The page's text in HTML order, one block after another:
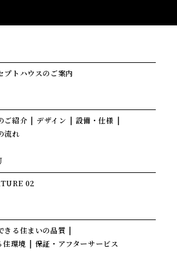
プトハウスのご案内
ご紹介 デザイン
設備・仕様
流れ
02
きる住まいの品質
住環境
保証・アフターサービス